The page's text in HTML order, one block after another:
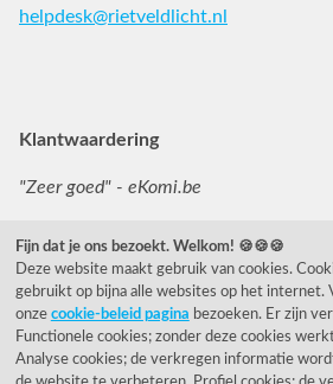
helpdesk@rietveldlicht.nl
Klantwaardering
"Zeer goed" - eKomi.be
Fijn dat je ons bezoekt. Welkom! 🍪🍪🍪
Deze website maakt gebruik van cookies.
gebruikt op bijna alle websites op het internet.
onze cookie-beleid pagina bezoeken. Er zijn
Functionele cookies; zonder deze cookies
Analyse cookies; de verkregen informatie